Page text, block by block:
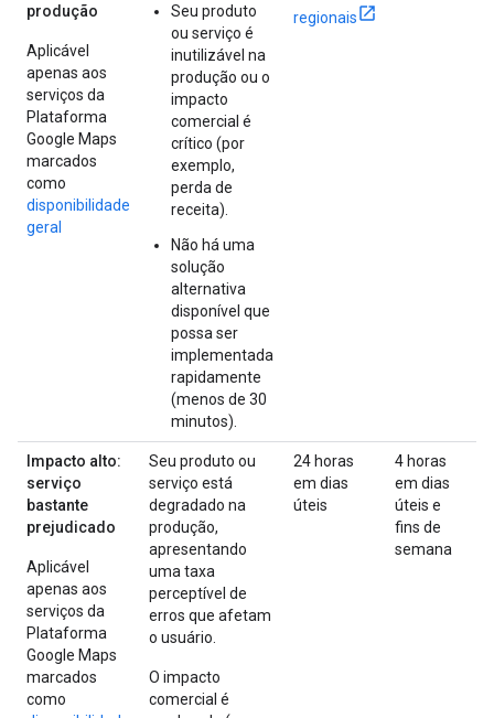
produção
Aplicável
apenas aos
serviços da
Plataforma
Google Maps
marcados
como
disponibilidade
geral
Seu produto
ou serviço é
inutilizável na
produção ou o
impacto
comercial é
crítico (por
exemplo,
perda de
receita).
Não há uma
solução
alternativa
disponível que
possa ser
implementada
rapidamente
(menos de 30
minutos).
regionais
Impacto alto:
serviço
bastante
prejudicado
Aplicável
apenas aos
serviços da
Plataforma
Google Maps
marcados
como
Seu produto ou
serviço está
degradado na
produção,
apresentando
uma taxa
perceptível de
erros que afetam
o usuário.
O impacto
comercial é
24 horas
em dias
úteis
4 horas
em dias
úteis e
fins de
semana